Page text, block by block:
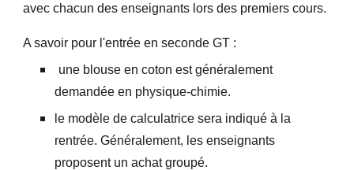
avec chacun des enseignants lors des premiers cours.
A savoir pour l'entrée en seconde GT :
une blouse en coton est généralement
demandée en physique-chimie.
le modèle de calculatrice sera indiqué à la
rentrée. Généralement, les enseignants
proposent un achat groupé.